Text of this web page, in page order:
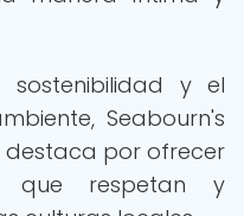
y el
Seabourn's
destaca por ofrecer
que respetan y